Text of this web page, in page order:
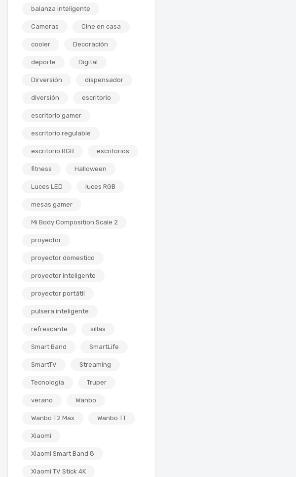
balanza inteligente
Cameras Cine en casa
cooler Decoración
deporte Digital
Dirversión dispensador
diversión escritorio
escritorio gamer
escritorio regulable
escritorio RGB escritorios
fitness Halloween
Luces LED luces RGB
mesas gamer
Mi Body Composition Scale 2
proyector
proyector domestico
proyector inteligente
proyector portátil
pulsera inteligente
refrescante sillas
Smart Band SmartLife
SmartTV Streaming
Tecnología Truper
verano Wanbo
Wanbo T2 Max Wanbo TT
Xiaomi
Xiaomi Smart Band 8
Xiaomi TV Stick 4K